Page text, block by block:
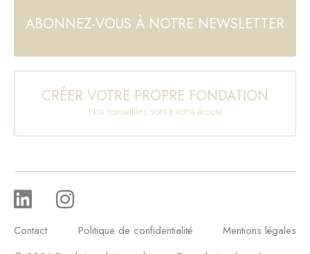
ABONNEZ-VOUS À NOTRE NEWSLETTER
CRÉER VOTRE PROPRE FONDATION
Nos conseillers sont à votre écoute
Contact Politique de confidentialité
Mentions légales